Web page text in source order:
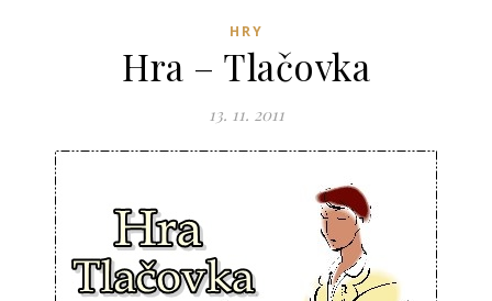
HRY
Hra – Tlačovka
13. 11. 2011